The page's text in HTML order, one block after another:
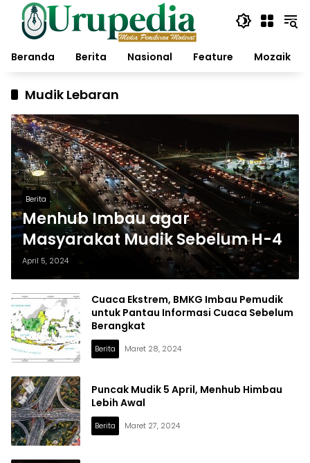
Langsung
konten
Beranda
Berita Nasional Feature Mozaik
Mudik Lebaran
Berita
Menhub Imbau agar
Masyarakat Mudik Sebelum H-4
April 5, 2024
Cuaca Ekstrem, BMKG Imbau Pemudik
untuk Pantau Informasi Cuaca Sebelum
Berangkat
Berita Maret 28, 2024
Puncak Mudik 5 April, Menhub Himbau
Lebih Awal
Berita Maret 27, 2024